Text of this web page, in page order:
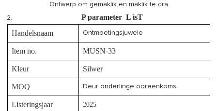
Ontwerp om gemaklik en maklik te dra
Pparameter LisT
Handelsnaam
Ontmoetingsjuwele
Item no. MUSN-33
Kleur Silwer
MOQ Deur onderlinge ooreenkoms
Listeringsjaar 2025